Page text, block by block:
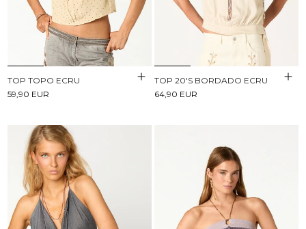
TOP TOPO ECRU
59,90 EUR
TOP 20'S BORDADO ECRU
64,90 EUR